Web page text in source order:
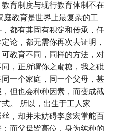
育制度与现行教育体制不在
庭教育是世界上最复杂的工
都有其固有积淀和传承，任
论，都无需你再次去证明，
教育不同，同样的方法，对
，正所谓你之蜜糖，我之砒
一个家庭，同一个父母，甚
但也会种种因素，而变成截
。 所以，出生于工人家
，却并未妨碍李彦宏掌舵百
而父母皆高位，身为纯种的